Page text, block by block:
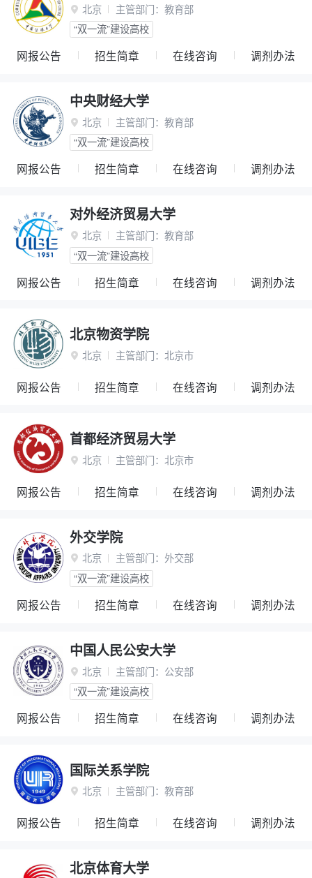
 北京 主管部门： 教育部
“双一流”建设高校
网报公告 招生简章 在线咨询 调剂办法
中央财经大学
 北京 主管部门： 教育部
“双一流”建设高校
网报公告 招生简章 在线咨询 调剂办法
对外经济贸易大学
 北京 主管部门： 教育部
“双一流”建设高校
网报公告 招生简章 在线咨询 调剂办法
北京物资学院
 北京 主管部门： 北京市
网报公告 招生简章 在线咨询 调剂办法
首都经济贸易大学
 北京 主管部门： 北京市
网报公告 招生简章 在线咨询 调剂办法
外交学院
 北京 主管部门： 外交部
“双一流”建设高校
网报公告 招生简章 在线咨询 调剂办法
中国人民公安大学
 北京 主管部门： 公安部
“双一流”建设高校
网报公告 招生简章 在线咨询 调剂办法
国际关系学院
 北京 主管部门： 教育部
网报公告 招生简章 在线咨询 调剂办法
北京体育大学